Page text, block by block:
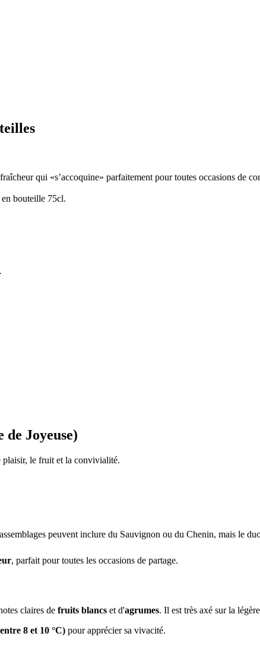
qui «s’accoquine» parfaitement pour toutes occasions de
bouteille 75cl.
Joyeuse)
le fruit et la convivialité.
peuvent inclure du Sauvignon ou du Chenin, mais le
, parfait pour toutes les occasions de partage.
claires de fruits blancs et d'agrumes. Il est très axé sur la
8 et 10 °C) pour apprécier sa vivacité.